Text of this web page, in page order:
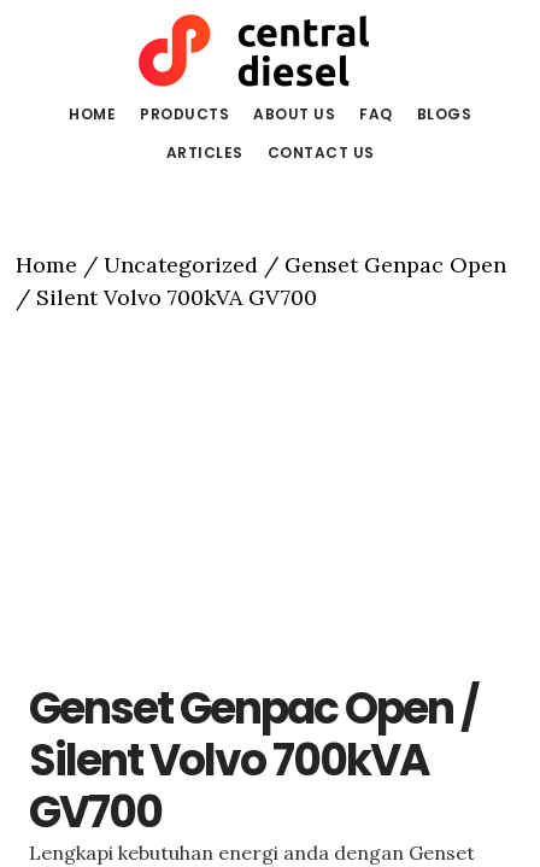
HOME PRODUCTS ABOUT US FAQ
BLOGS
ARTICLES
CONTACT US
Home /Uncategorized / Genset Genpac Open
/ Silent Volvo 700kVA GV700
Genset Genpac Open /
Silent Volvo 700kVA
GV700
Lengkapi kebutuhan energi anda dengan Genset